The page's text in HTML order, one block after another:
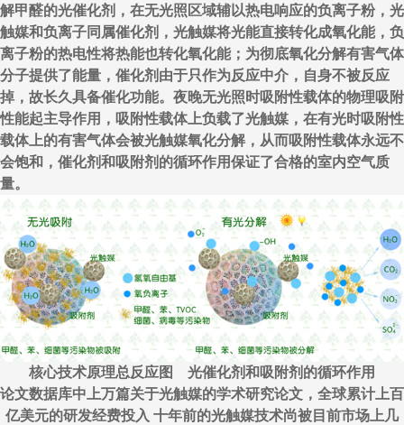
解甲醛的光催化剂，在无光照区域辅以热电响应的负离子粉，光
触媒和负离子同属催化剂，光触媒将光能直接转化成氧化能，负
离子粉的热电性将热能也转化氧化能；为彻底氧化分解有害气体
分子提供了能量，催化剂由于只作为反应中介，自身不被反应
掉，故长久具备催化功能。夜晚无光照时吸附性载体的物理吸附
性能起主导作用，吸附性载体上负载了光触媒，在有光时吸附性
载体上的有害气体会被光触媒氧化分解，从而吸附性载体永远不
会饱和，催化剂和吸附剂的循环作用保证了合格的室内空气质
量。
核心技术原理总反应图 光催化剂和吸附剂的循环作用
论文数据库中上万篇关于光触媒的学术研究论文，全球累计上百
亿美元的研发经费投入 十年前的光触媒技术尚被目前市场上几